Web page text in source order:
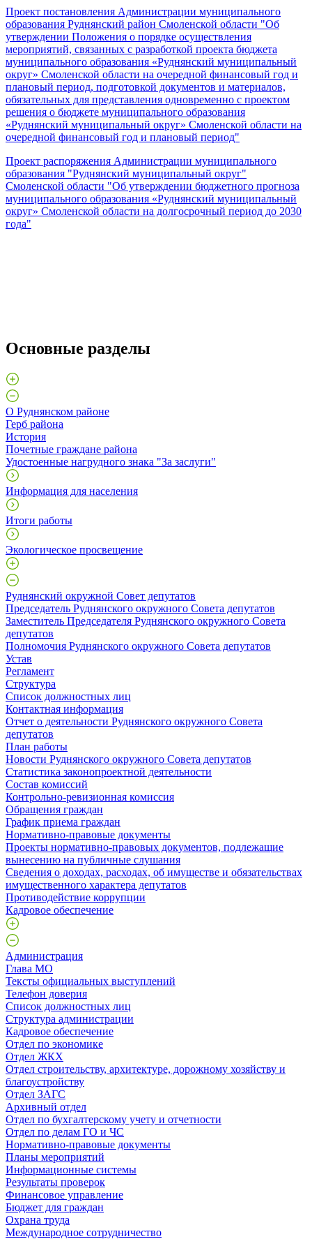
Проект постановления Администрации муниципального
образования Руднянский район Смоленской области "Об
утверждении Положения о порядке осуществления
мероприятий, связанных с разработкой проекта бюджета
муниципального образования «Руднянский муниципальный
округ» Смоленской области на очередной финансовый год и
плановый период, подготовкой документов и материалов,
обязательных для представления одновременно с проектом
решения о бюджете муниципального образования
«Руднянский муниципальный округ» Смоленской области на
очередной финансовый год и плановый период"
Проект распоряжения Администрации муниципального
образования "Руднянский муниципальный округ"
Смоленской области "Об утверждении бюджетного прогноза
муниципального образования «Руднянский муниципальный
округ» Смоленской области на долгосрочный период до 2030
года"
Основные разделы
О Руднянском районе
Герб района
История
Почетные граждане района
Удостоенные нагрудного знака "За заслуги"
Информация для населения
Итоги работы
Экологическое просвещение
Руднянский окружной Совет депутатов
Председатель Руднянского окружного Совета депутатов
Заместитель Председателя Руднянского окружного Совета
депутатов
Полномочия Руднянского окружного Совета депутатов
Устав
Регламент
Структура
Список должностных лиц
Контактная информация
Отчет о деятельности Руднянского окружного Совета
депутатов
План работы
Новости Руднянского окружного Совета депутатов
Статистика законопроектной деятельности
Состав комиссий
Контрольно-ревизионная комиссия
Обращения граждан
График приема граждан
Нормативно-правовые документы
Проекты нормативно-правовых документов, подлежащие
вынесению на публичные слушания
Сведения о доходах, расходах, об имуществе и обязательствах
имущественного характера депутатов
Противодействие коррупции
Кадровое обеспечение
Администрация
Глава МО
Тексты официальных выступлений
Телефон доверия
Список должностных лиц
Структура администрации
Кадровое обеспечение
Отдел по экономике
Отдел ЖКХ
Отдел строительству, архитектуре, дорожному хозяйству и
благоустройству
Отдел ЗАГС
Архивный отдел
Отдел по бухгалтерскому учету и отчетности
Отдел по делам ГО и ЧС
Нормативно-правовые документы
Планы мероприятий
Информационные системы
Результаты проверок
Финансовое управление
Бюджет для граждан
Охрана труда
Международное сотрудничество